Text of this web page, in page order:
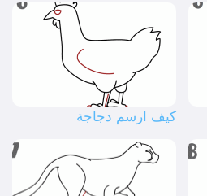
كيف ارسم دجاجة